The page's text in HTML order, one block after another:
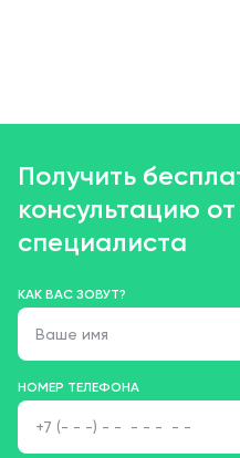
Получить
консультацию
специалиста
КАК ВАС ЗОВУТ?
НОМЕР ТЕЛЕФОНА